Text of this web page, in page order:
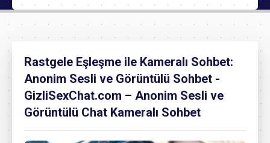
Rastgele Eşleşme ile Kameralı Sohbet:
Anonim Sesli ve Görüntülü Sohbet -
GizliSexChat.com – Anonim Sesli ve
Görüntülü Chat Kameralı Sohbet